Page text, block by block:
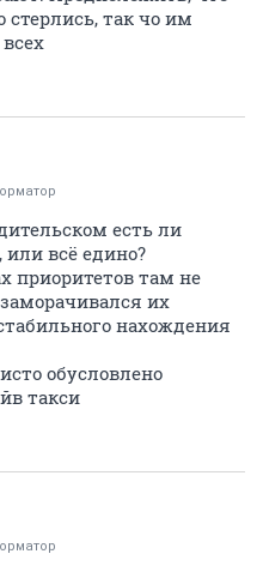
так чо им
есть ли
всё едино?
приоритетов там не
их
нахождения
обусловлено
такси